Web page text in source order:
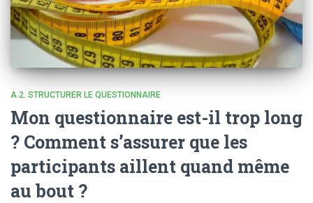
A.2. STRUCTURER LE QUESTIONNAIRE
Mon questionnaire est-il trop long
? Comment s’assurer que les
participants aillent quand même
au bout ?